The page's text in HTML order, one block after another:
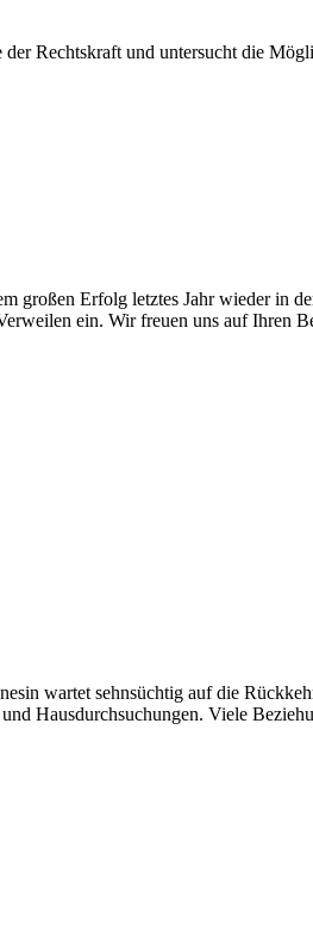
Rechtskraft und untersucht die
großen Erfolg letztes Jahr wieder in
ein. Wir freuen uns auf Ihren
wartet sehnsüchtig auf die
Hausdurchsuchungen. Viele